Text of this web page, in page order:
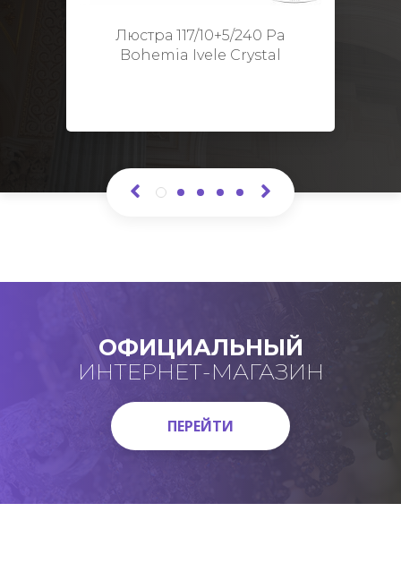
Люстра 117/10+5/240 Pa
Bohemia Ivele Crystal
ОФИЦИАЛЬНЫЙ
ИНТЕРНЕТ-МАГАЗИН
ПЕРЕЙТИ
ПЕРЕЙТИ